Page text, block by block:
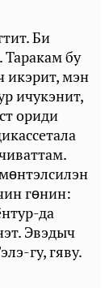
Би
бу
икэрит, мэн
ичукэнит,
ориди
гɵнин:
да
Эвэдыч
гу, гяву.